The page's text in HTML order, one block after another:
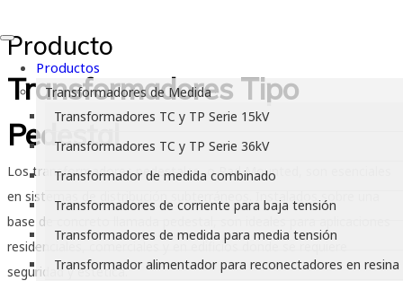
Productos
Transformadores de Medida
Transformadores TC y TP Serie 15kV
Transformadores TC y TP Serie 36kV
Transformador de medida combinado
Transformadores de corriente para baja tensión
Transformadores de medida para media tensión
Transformador alimentador para reconectadores en resina
Producto
Transformadores Tipo
Pedestal
Los transformadores pedestales, o Pad Mounted, son esenciales
en sistemas de distribución subterráneos. Instalados sobre una
base de concreto llamada pedestal, son ideales para aplicaciones
residenciales, comerciales y en edificios donde se requiere
seguridad y estética.